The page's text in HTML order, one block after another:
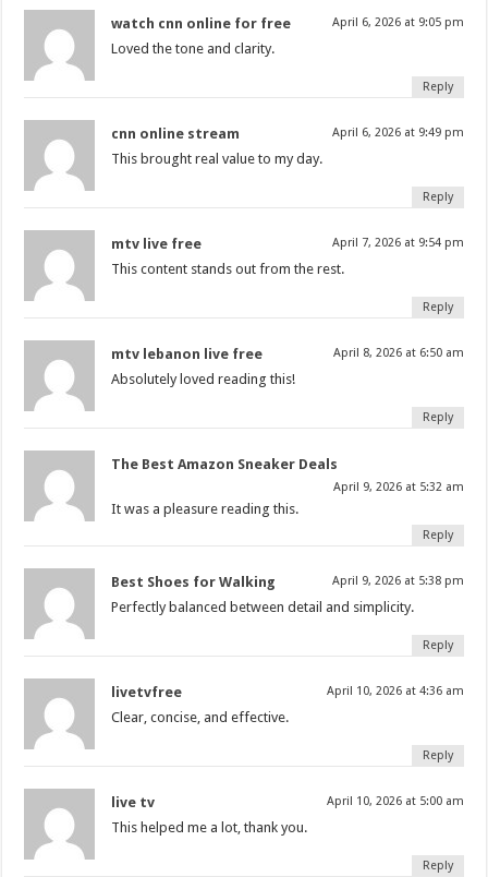
watch cnn online for free April 6, 2026 at 9:05 pm
Loved the tone and clarity.
Reply
cnn online stream April 6, 2026 at 9:49 pm
This brought real value to my day.
Reply
mtv live free April 7, 2026 at 9:54 pm
This content stands out from the rest.
Reply
mtv lebanon live free April 8, 2026 at 6:50 am
Absolutely loved reading this!
Reply
The Best Amazon Sneaker Deals
April 9, 2026 at 5:32 am
It was a pleasure reading this.
Reply
Best Shoes for Walking April 9, 2026 at 5:38 pm
Perfectly balanced between detail and simplicity.
Reply
livetvfree April 10, 2026 at 4:36 am
Clear, concise, and effective.
Reply
live tv April 10, 2026 at 5:00 am
This helped me a lot, thank you.
Reply